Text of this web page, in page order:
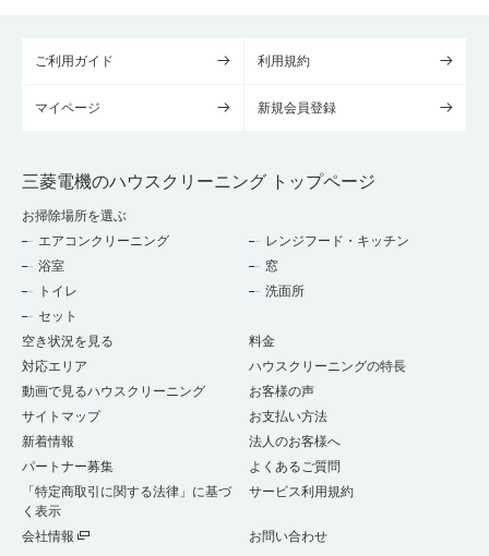
ご利用ガイド 利用規約
マイページ 新規会員登録
三菱電機のハウスクリーニング トップページ
お掃除場所を選ぶ
エアコンクリーニング
レンジフード・キッチン
浴室
窓
トイレ
洗面所
セット
空き状況を見る
料金
対応エリア
ハウスクリーニングの特長
動画で見るハウスクリーニング
お客様の声
サイトマップ
お支払い方法
新着情報
法人のお客様へ
パートナー募集
よくあるご質問
「特定商取引に関する法律」に基づ
く表示
サービス利用規約
会社情報 お問い合わせ